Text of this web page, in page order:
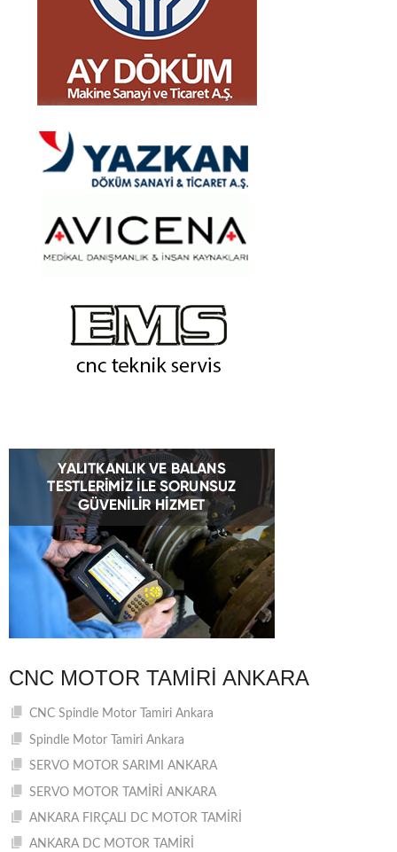
CNC MOTOR TAMIRI ANKARA
CNC Spindle Motor Tamiri Ankara
Spindle Motor Tamiri Ankara
SERVO MOTOR SARIMI ANKARA
SERVO MOTOR TAMİRİ ANKARA
ANKARA FIRÇALI DC MOTOR TAMİRİ
ANKARA DC MOTOR TAMİRİ